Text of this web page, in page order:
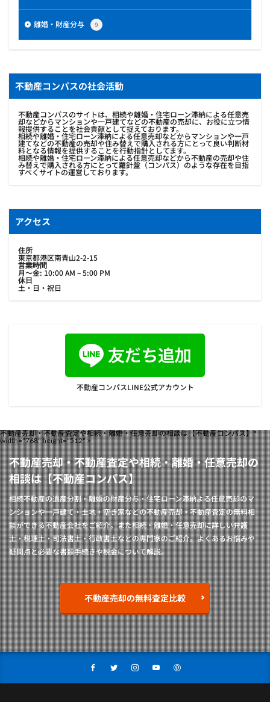
離婚・財産分与 9
不動産コンパスの社会活動
不動産コンパスのサイトは、相続や離婚・住宅ローン滞納による任意売
却などからマンションや一戸建てなどの不動産の売却に、お役に立つ情
報提供することを社会貢献として捉えております。
相続や離婚・住宅ローン滞納による任意売却などからマンションや一戸
建てなどの不動産の売却や住み替えで購入される方にとって良い判断材
料となる情報を提供することを行動指針としてます。
相続や離婚・住宅ローン滞納による任意売却などから不動産の売却や住
み替えで購入される方にとって羅針盤（コンパス）のような存在を目指
すべくサイトの運営しております。
アクセス
住所
東京都港区南青山2-2-15
営業時間
月〜金: 10:00 AM – 5:00 PM
休日
土・日・祝日
不動産コンパスLINE公式アカウント
不動産売却・不動産査定や相続・離婚・任意売却の相談は【不動産コンパス】"
width="768" height="512" >
不動産売却・不動産査定や相続・離婚・任意売却の
相談は【不動産コンパス】
相続不動産の遺産分割・離婚の財産分与・住宅ローン滞納よる任意売却のマ
ンションや一戸建て・土地・空き家などの不動産売却・不動産査定の無料相
談ができる不動産会社をご紹介。また相続・離婚・任意売却に詳しい弁護
士・税理士・司法書士・行政書士などの専門家のご紹介。よくあるお悩みや
疑問点と必要な書類手続きや税金について解説。
不動産売却の無料査定比較